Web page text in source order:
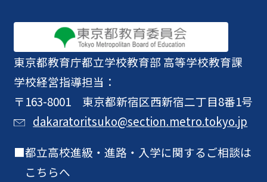
東京都教育庁都立学校教育部 高等学校教育課
学校経営指導担当：
〒163-8001 東京都新宿区西新宿二丁目8番1号
dakaratoritsuko@section.metro.tokyo.jp
都立高校進級・進路・入学に関するご相談は
こちらへ